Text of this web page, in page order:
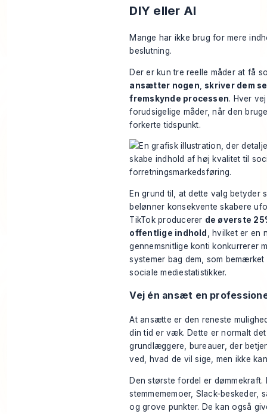
DIY eller AI
Mange har ikke brug for mere
beslutning.
Der er kun tre reelle måder at få
ansætter nogen
skriver dem
fremskynde processen. Hver
forudsigelige måder, når den
forkerte tidspunkt.
En grund til, at dette valg betyder
belønner konsekvente skabere
TikTok producerer de øverste
offentlige indhold
, hvilket er en
gennemsnitlige konti konkurrerer
systemer bag dem, som
sociale mediestatistikker.
Vej én ansæt en
At ansætte er den reneste
din tid er væk. Dette er normalt
grundlæggere, bureauer, der
ved, hvad de vil sige, men ikke
Den største fordel er
stemmememoer, Slack-beskeder,
og grove punkter. De kan også